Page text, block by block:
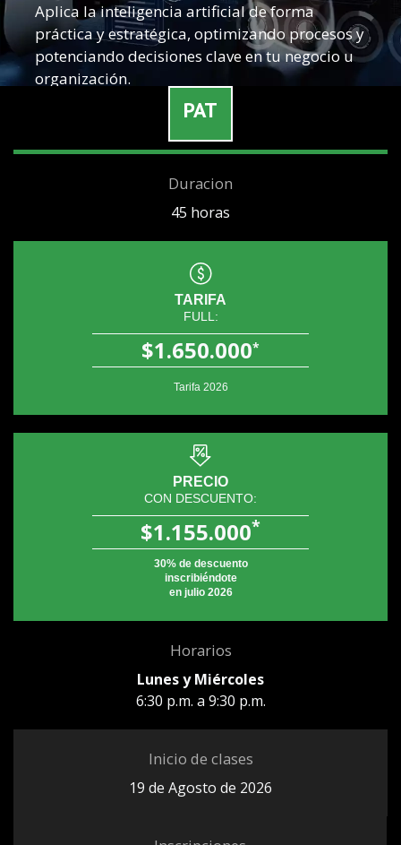
Aplica la inteligencia artificial de forma
práctica y estratégica, optimizando procesos y
potenciando decisiones clave en tu negocio u
organización.
PAT
Duracion
45 horas
TARIFA
FULL:
$1.650.000*
Tarifa 2026
PRECIO
CON DESCUENTO:
$1.155.000*
30% de descuento
inscribiéndote
en julio 2026
Horarios
Lunes y Miércoles
6:30 p.m. a 9:30 p.m.
Inicio de clases
19 de Agosto de 2026